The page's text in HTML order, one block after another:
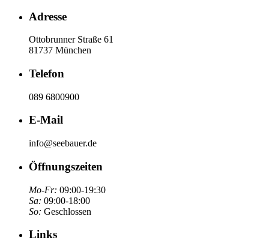
Adresse
Ottobrunner Straße 61
81737 München
Telefon
089 6800900
E-Mail
info@seebauer.de
Öffnungszeiten
Mo-Fr: 09:00-19:30
Sa: 09:00-18:00
So: Geschlossen
Links